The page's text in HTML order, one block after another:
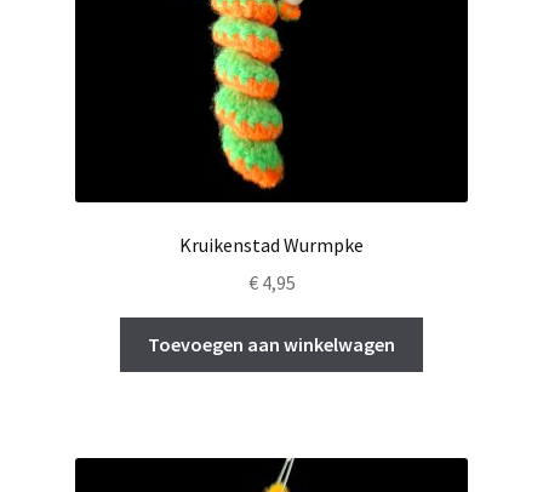
Kruikenstad Wurmpke
€4,95
Toevoegen aan winkelwagen